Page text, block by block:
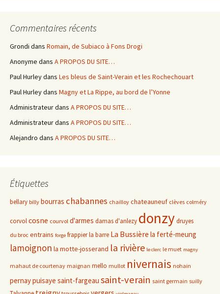
Commentaires récents
Grondi dans Romain, de Subiaco à Fons Drogi
Anonyme dans A PROPOS DU SITE…
Paul Hurleydans Les bleus de Saint-Verain et les Rochechouart
Paul Hurleydans Magny et La Rippe, au bord de l’Yonne
Administrateurdans A PROPOS DU SITE…
Administrateurdans A PROPOS DU SITE…
Alejandro dans A PROPOS DU SITE…
Étiquettes
bellary billy bourras chabannes chailloy chateauneuf clèves colméry
corvolcosne courvol d'armes damas d'anlezy donzydruyes
du broc entrains forge frappierla barre La Bussière la ferté-meung
lamoignon la motte-josserand la rivière le clerc le muet magny
mahaut de courtenay maignan mello mullot nivernais nohain
pernaypuisaye saint-fargeau saint-verain saint germain suilly